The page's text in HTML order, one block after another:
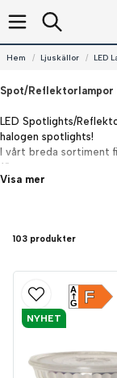
Hem Ljuskällor LED
Spot/Reflektorlampor
LED Spotlights/
halogen spotlights!
I vårt breda sortiment
färgtemperaturer
Flera modeller är
Visa mer
103 produkter
F
A
G
NYHET